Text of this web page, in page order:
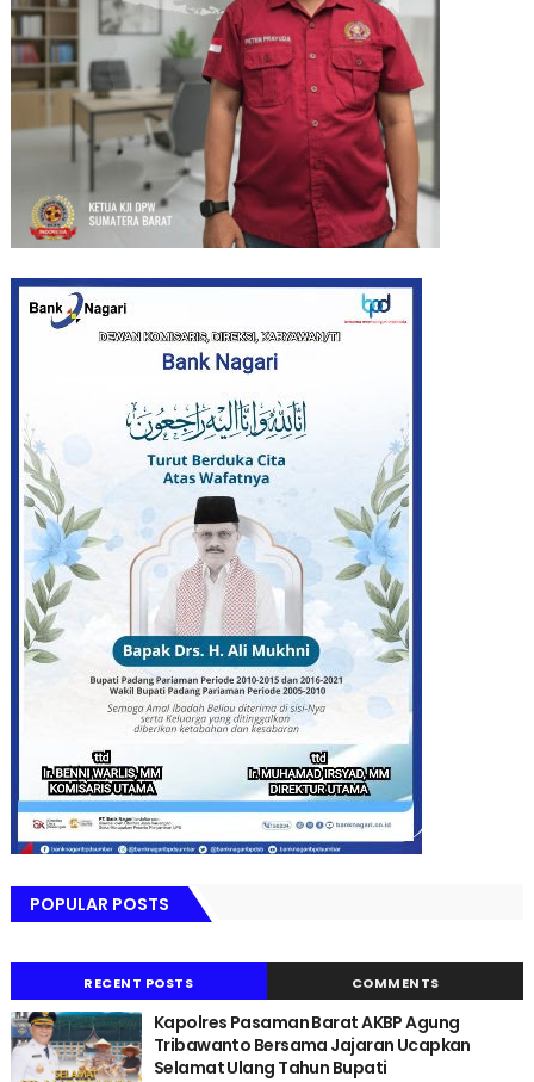
POPULAR POSTS
RECENT POSTS COMMENTS
Kapolres Pasaman Barat AKBP Agung
Tribawanto Bersama Jajaran Ucapkan
Selamat Ulang Tahun Bupati